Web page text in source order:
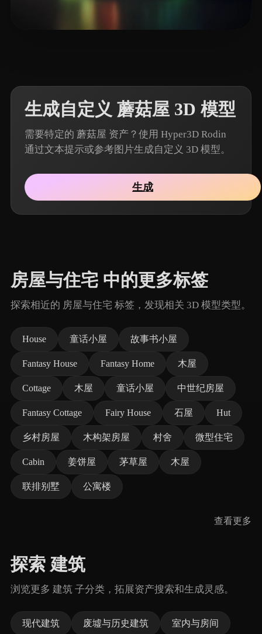
生成自定义 蘑菇屋 3D 模型
需要特定的 蘑菇屋 资产？使用 Hyper3D Rodin
通过文本提示或参考图片生成自定义 3D 模型。
生成
房屋与住宅 中的更多标签
探索相近的 房屋与住宅 标签，发现相关 3D 模型类型。
House 童话小屋 故事书小屋
Fantasy House Fantasy Home 木屋
Cottage 木屋 童话小屋 中世纪房屋
Fantasy Cottage Fairy House 石屋 Hut
乡村房屋 木构架房屋 村舍 微型住宅
Cabin 姜饼屋 茅草屋 木屋
联排别墅 公寓楼
查看更多
探索 建筑
浏览更多 建筑 子分类，拓展资产搜索和生成灵感。
现代建筑 废墟与历史建筑 室内与房间